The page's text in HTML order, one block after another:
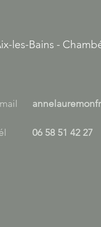
les-Bains -
06 58 51 42 27